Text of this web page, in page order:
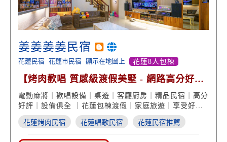
姜姜姜姜民宿
花蓮民宿 花蓮市民宿 顯示在地圖上 花蓮8人包棟
【烤肉歡唱 質感級渡假美墅 - 網路高分好評
回饋】
電動麻將｜歡唱設備｜桌遊｜客廳廚房｜精品民宿｜高分
好評｜設備俱全 ｜花蓮包棟渡假｜家庭旅遊｜享受好友
歡聚
花蓮烤肉民宿 花蓮唱歌民宿 花蓮民宿推薦